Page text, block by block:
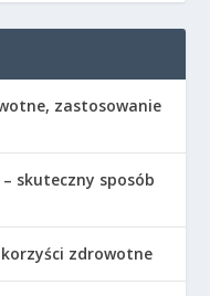
zastosowanie
skuteczny sposób
zdrowotne